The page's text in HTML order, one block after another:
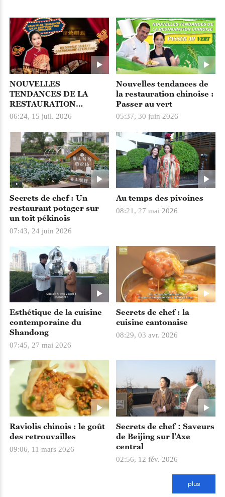
NOUVELLES
TENDANCES DE LA
RESTAURATION
CHINOISE : UN
GASTRONOMIE ET
CULTURE
06:24, 15 juil. 2026
Nouvelles tendances de
la restauration chinoise :
Passer au vert
05:37, 30 juin 2026
Secrets de chef : Un
restaurant potager sur
un toit pékinois
07:43, 24 juin 2026
Au temps des pivoines
08:21, 27 mai 2026
Esthétique de la cuisine
contemporaine du
Shandong
07:45, 27 mai 2026
Secrets de chef : la
cuisine cantonaise
08:29, 03 avr. 2026
Raviolis chinois : le goût
des retrouvailles
09:06, 11 mars 2026
Secrets de chef：Saveurs
de Beijing sur l'Axe
central
02:56, 12 fév. 2026
plus